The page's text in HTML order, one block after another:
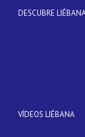
DESCUBRE
VÍDEOS LIÉBANA